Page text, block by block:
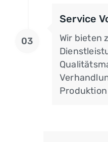
03
Service
Wir bieten